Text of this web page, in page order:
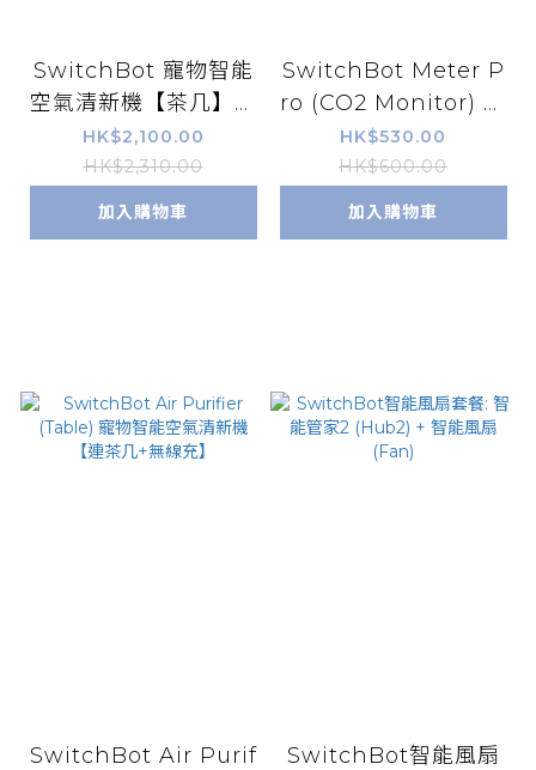
SwitchBot 寵物智能
空氣清新機【茶几】套
餐: 智能管家2 (Hub2)
+ 寵物智能空氣清新機
【茶几】
HK$2,100.00
HK$2,310.00
加入購物車
SwitchBot Meter P
ro (CO2 Monitor) 智
能温濕度計 PRO (CO
2感測)
HK$530.00
HK$600.00
加入購物車
SwitchBot Air Purif
SwitchBot智能風扇